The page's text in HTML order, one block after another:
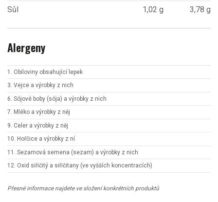
Sůl 1,02 g 3,78 g
Alergeny
1. Obiloviny obsahující lepek
3. Vejce a výrobky z nich
6. Sójové boby (sója) a výrobky z nich
7. Mléko a výrobky z něj
9. Celer a výrobky z něj
10. Hořčice a výrobky z ní
11. Sezamová semena (sezam) a výrobky z nich
12. Oxid siřičitý a siřičitany (ve vyšších koncentracích)
Přesné informace najdete ve složení konkrétních produktů